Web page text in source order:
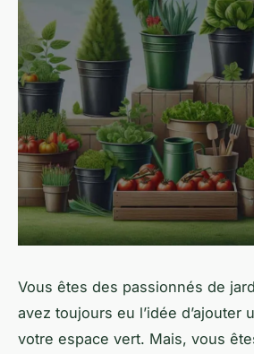
Vous êtes des passionnés de
avez toujours eu l’idée d’ajouter
votre espace vert. Mais, vous